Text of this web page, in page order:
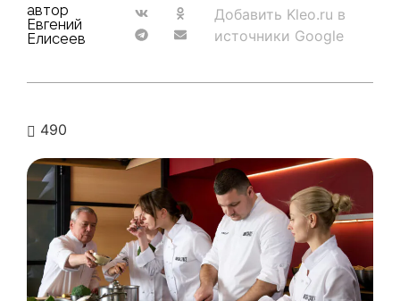
автор
Евгений
Елисеев
Добавить Kleo.ru в
источники Google
490